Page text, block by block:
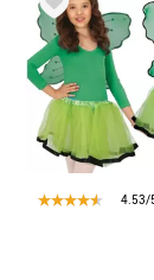
4.53/